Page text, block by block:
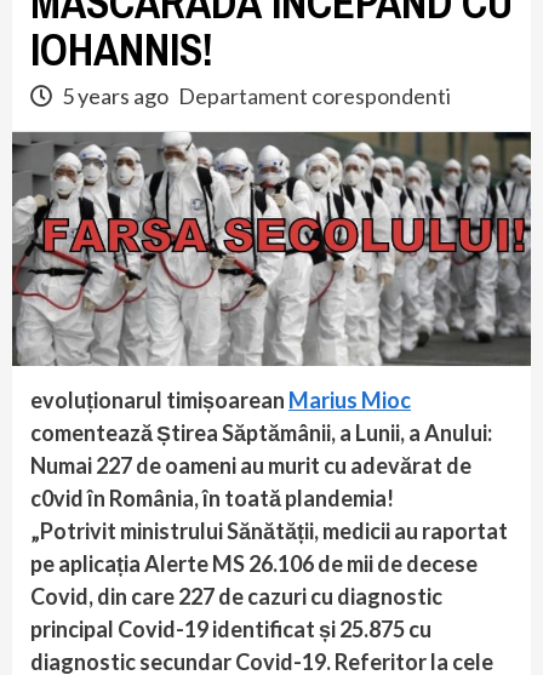
IOHANNIS!
5 years ago Departament corespondenti
evoluționarul timișoarean Marius Mioc
comentează Știrea Săptămânii, a Lunii, a Anului:
Numai 227 de oameni au murit cu adevărat de
c0vid în România, în toată plandemia!
„Potrivit ministrului Sănătății, medicii au raportat
pe aplicația Alerte MS 26.106 de mii de decese
Covid, din care 227 de cazuri cu diagnostic
principal Covid-19 identificat și 25.875 cu
diagnostic secundar Covid-19. Referitor la cele